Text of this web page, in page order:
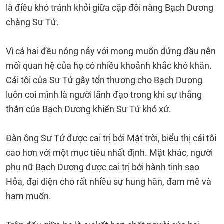
là điều khó tránh khỏi giữa cặp đôi nàng Bạch Dương
chàng Sư Tử.
Vì cả hai đều nóng nảy với mong muốn đứng đầu nên
mối quan hệ của họ có nhiều khoảnh khắc khó khăn.
Cái tôi của Sư Tử gây tổn thương cho Bạch Dương
luôn coi mình là người lãnh đạo trong khi sự thẳng
thắn của Bạch Dương khiến Sư Tử khó xử.
Đàn ông Sư Tử được cai trị bởi Mặt trời, biểu thị cái tôi
cao hơn với một mục tiêu nhất định. Mặt khác, người
phụ nữ Bạch Dương được cai trị bởi hành tinh sao
Hỏa, đại diện cho rất nhiều sự hung hãn, đam mê và
ham muốn.